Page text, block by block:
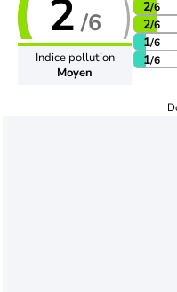
2 /6
Indice pollution
Moyen
2/6
2/6
1/6
1/6